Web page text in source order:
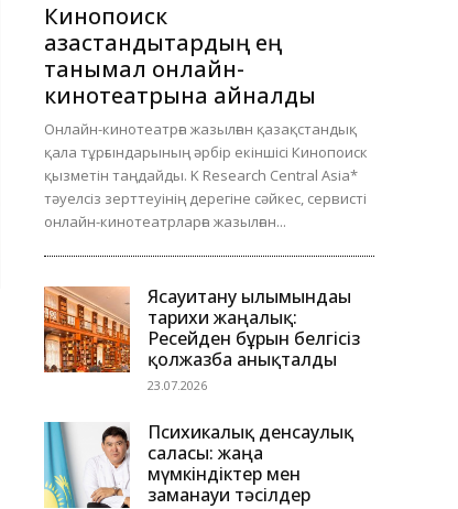
Кинопоиск
қазақстандықтардың ең
танымал онлайн-
кинотеатрына айналды
Онлайн-кинотеатрға жазылған қазақстандық
қала тұрғындарының әрбір екіншісі Кинопоиск
қызметін таңдайды. K Research Central Asia*
тәуелсіз зерттеуінің дерегіне сәйкес, сервисті
онлайн-кинотеатрларға жазылған...
Ясауитану ғылымындағы
тарихи жаңалық:
Ресейден бұрын белгісіз
қолжазба анықталды
23.07.2026
Психикалық денсаулық
саласы: жаңа
мүмкіндіктер мен
заманауи тәсілдер